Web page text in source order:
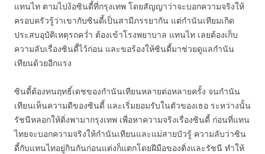
แทนไท ตามไปง้อซินดี้ที่กรุงเทพ โดยสัญญาว่าจะบอกความจริงให้
ครอบครัวรู้ว่าเขากับซินดี้เป็นสามีภรรยากัน แต่กำนันเทียมเกิด
ประสบอุบัติเหตุรถคว่ำ ต้องเข้าโรงพยาบาล แทนไท เลยต้องเก็บ
ความลับเรื่องซินดี้ไว้ก่อน และขอร้องให้ซินดี้มาช่วยดูแลกำนัน
เทียนด้วยอีกแรง
ซินดี้ต้องทนฤทธิ์เดชของกำนันเทียนหลายต่อหลายครั้ง จนกำนัน
เทียนเห็นความดีของซินดี้ และเริ่มยอมรับในตัวของเธอ ระหว่างนั้น
รัชนีหลอกให้ติ่งพามากรุงเทพ เพื่อหาความจริงเรื่องซินดี้ ก่อนที่แทน
ไทยจะบอกความจริงให้กำนันเทียนและแม่สายบัวรู้ ความลับว่าซิน
ดี้กับแทนไทอยู่กินกันก่อนแต่งก็แตกโดยฝีมือของติ่งและรัชนี ทำให้